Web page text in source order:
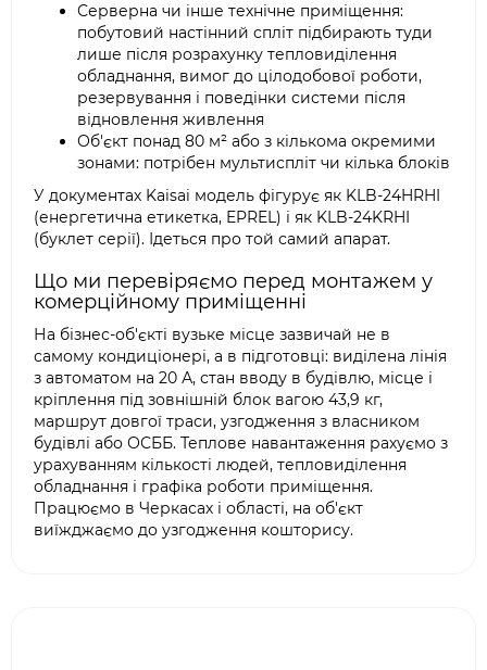
Серверна чи інше технічне приміщення:
побутовий настінний спліт підбирають туди
лише після розрахунку тепловиділення
обладнання, вимог до цілодобової роботи,
резервування і поведінки системи після
відновлення живлення
Об'єкт понад 80 м² або з кількома окремими
зонами: потрібен мультиспліт чи кілька блоків
У документах Kaisai модель фігурує як KLB-24HRHI
(енергетична етикетка, EPREL) і як KLB-24KRHI
(буклет серії). Ідеться про той самий апарат.
Що ми перевіряємо перед монтажем у
комерційному приміщенні
На бізнес-об'єкті вузьке місце зазвичай не в
самому кондиціонері, а в підготовці: виділена лінія
з автоматом на 20 А, стан вводу в будівлю, місце і
кріплення під зовнішній блок вагою 43,9 кг,
маршрут довгої траси, узгодження з власником
будівлі або ОСББ. Теплове навантаження рахуємо з
урахуванням кількості людей, тепловиділення
обладнання і графіка роботи приміщення.
Працюємо в Черкасах і області, на об'єкт
виїжджаємо до узгодження кошторису.